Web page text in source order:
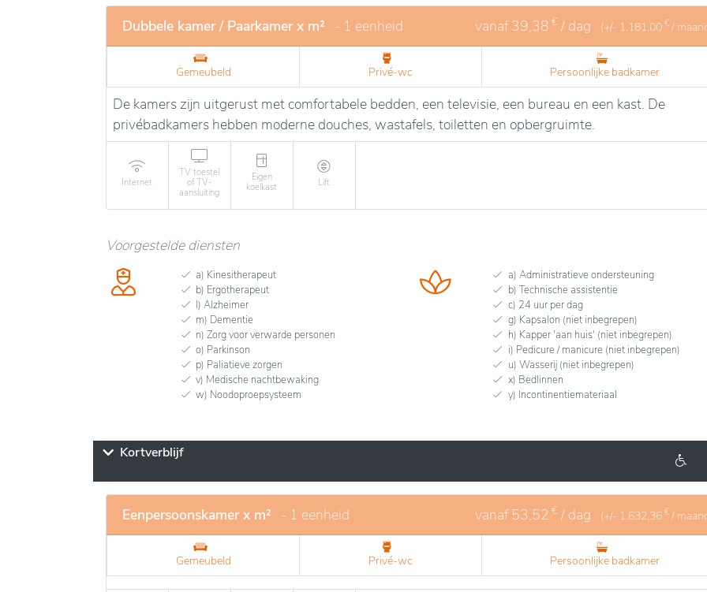
Dubbele kamer / Paarkamer x m² - 1 eenheid vanaf39,38 € / dag (+/- 1.181,00 € /
Gemeubeld Privé-wc Persoonlijke badkamer
De kamers zijn uitgerust met comfortabele bedden, een televisie, een bureau en een kast. De
privébadkamers hebben moderne douches, wastafels, toiletten en opbergruimte.
Internet
TV toestel
of TV-
aansluiting
Eigen
koelkast
Lift
Voorgestelde diensten
a) Kinesitherapeut
b) Ergotherapeut
l) Alzheimer
m) Dementie
n) Zorg voor verwarde personen
o) Parkinson
p) Paliatieve zorgen
v) Medische nachtbewaking
w) Noodoproepsysteem
a) Administratieve ondersteuning
b) Technische assistentie
c) 24 uur per dag
g) Kapsalon (niet inbegrepen)
h) Kapper 'aan huis' (niet inbegrepen)
i) Pedicure / manicure (niet inbegrepen)
u) Wasserij (niet inbegrepen)
x) Bedlinnen
y) Incontinentiemateriaal
Kortverblijf
Eenpersoonskamer x m² - 1 eenheid vanaf 53,52 € / dag (+/- 1.632,36 € /
Gemeubeld Privé-wc Persoonlijke badkamer